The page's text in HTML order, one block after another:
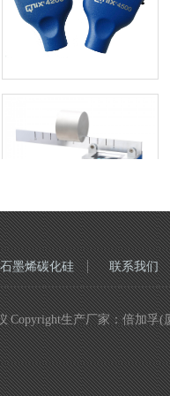
墨烯碳化硅 联系我们
生产厂家：倍加孚(